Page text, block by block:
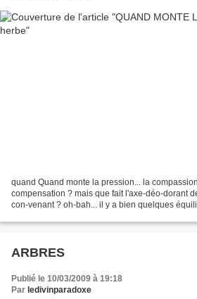
quand Quand monte la pression... la
compensation ? mais que fait l'axe-déo-dorant
con-venant ? oh-bah... il y a bien quelques
ARBRES
Publié le 10/03/2009 à 19:18
Par ledivinparadoxe